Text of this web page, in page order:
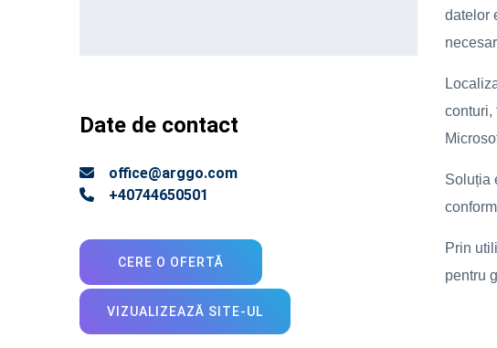
Date de contact
office@arggo.com
+40744650501
CERE O OFERTĂ
VIZUALIZEAZĂ SITE-UL
datelor
conturi,
Soluția
Prin
pentru